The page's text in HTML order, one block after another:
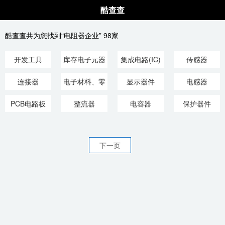
酷查查
酷查查共为您找到“电阻器企业” 98家
开发工具
库存电子元器
件、材料
集成电路(IC) 传感器
连接器
电子材料、零
部件、结构件
显示器件 电感器
PCB电路板 整流器 电容器 保护器件
下一页